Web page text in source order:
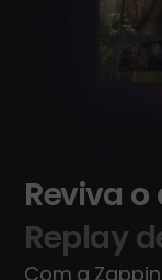
Reviva
Replay
Com a